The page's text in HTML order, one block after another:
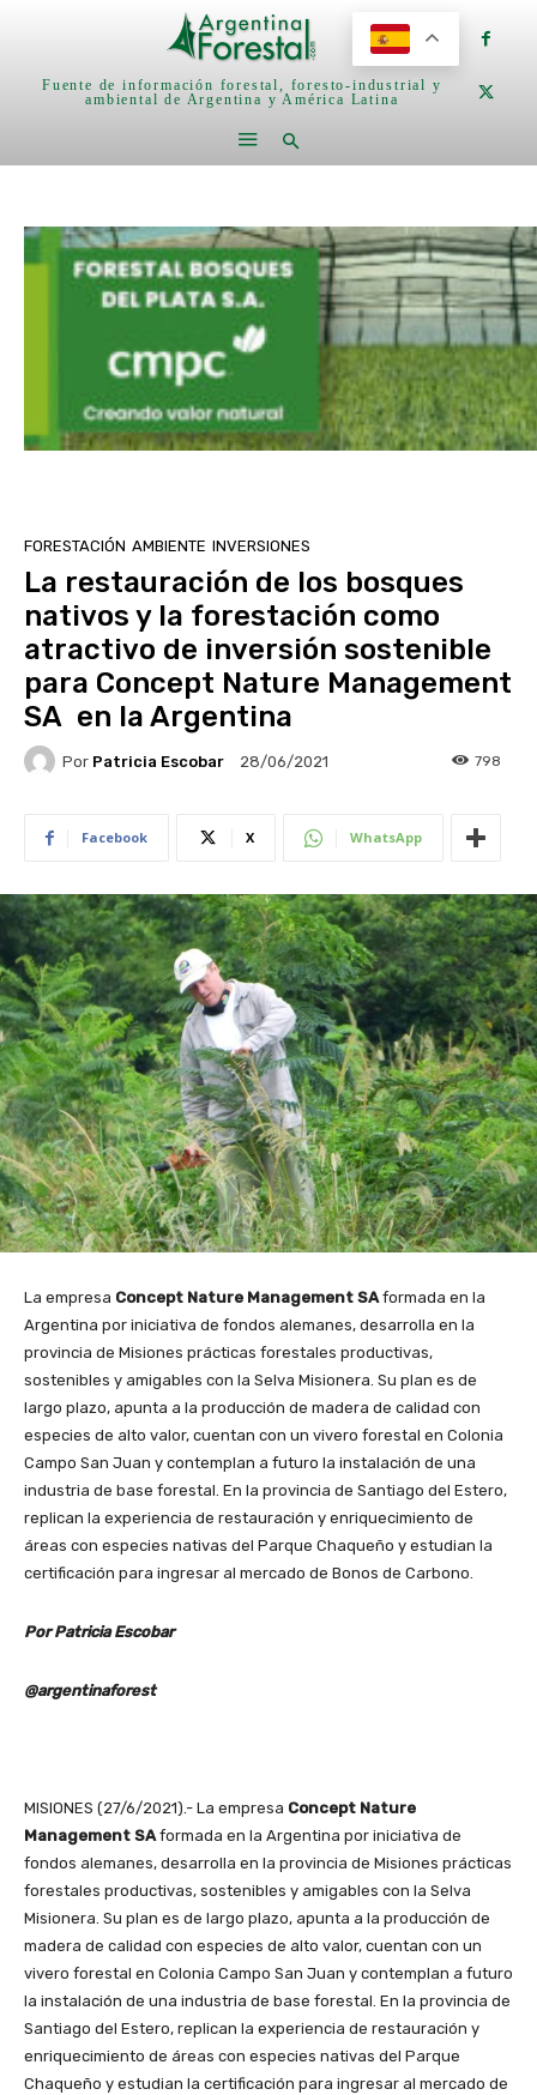
Fuente de información forestal, foresto-industrial y
ambiental de Argentina y América Latina
FORESTACIÓN AMBIENTE INVERSIONES
La restauración de los bosques
nativos y la forestación como
atractivo de inversión sostenible
para Concept Nature Management
SA en la Argentina
Por Patricia Escobar 28/06/2021 798
Facebook X WhatsApp
La empresa Concept Nature Management SAformada en la
Argentina por iniciativa de fondos alemanes, desarrolla en la
provincia de Misiones prácticas forestales productivas,
sostenibles y amigables con la Selva Misionera. Su plan es de
largo plazo, apunta a la producción de madera de calidad con
especies de alto valor, cuentan con un vivero forestal en Colonia
Campo San Juan y contemplan a futuro la instalación de una
industria de base forestal. En la provincia de Santiago del Estero,
replican la experiencia de restauración y enriquecimiento de
áreas con especies nativas del Parque Chaqueño y estudian la
certificación para ingresar al mercado de Bonos de Carbono.
Por Patricia Escobar
@argentinaforest
MISIONES (27/6/2021).- La empresa Concept Nature
Management SAformada en la Argentina por iniciativa de
fondos alemanes, desarrolla en la provincia de Misiones prácticas
forestales productivas, sostenibles y amigables con la Selva
Misionera. Su plan es de largo plazo, apunta a la producción de
madera de calidad con especies de alto valor, cuentan con un
vivero forestal en Colonia Campo San Juan y contemplan a futuro
la instalación de una industria de base forestal. En la provincia de
Santiago del Estero, replican la experiencia de restauración y
enriquecimiento de áreas con especies nativas del Parque
Chaqueño y estudian la certificación para ingresar al mercado de